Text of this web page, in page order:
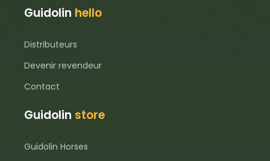
Guidolin hello
Distributeurs
Devenir revendeur
Contact
Guidolin store
Guidolin Horses